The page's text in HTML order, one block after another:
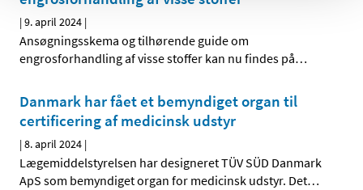
|9. april 2024 |
Ansøgningsskema og tilhørende guide om
engrosforhandling af visse stoffer kan nu findes på…
Danmark har fået et bemyndiget organ til
certificering af medicinsk udstyr
|8. april 2024 |
Lægemiddelstyrelsen har designeret TÜV SÜD Danmark
ApS som bemyndiget organ for medicinsk udstyr. Det…